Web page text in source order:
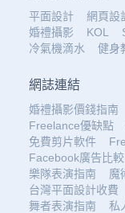
平面設計 網頁設
婚禮攝影
KOL
冷氣機滴水
健身
網誌連結
婚禮攝影價錢指南
Freelance優缺點
免費剪片軟件
Facebook廣告比較
樂隊表演指南
魔
台灣平面設計收費
舞者表演指南
私